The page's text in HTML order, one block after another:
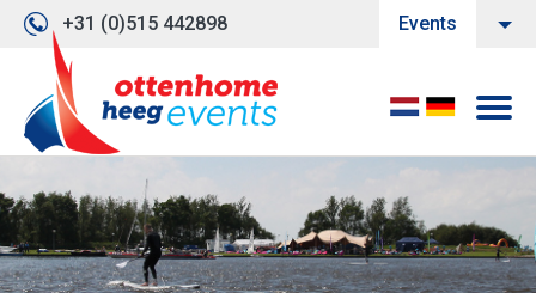
+31 (0)515 442898 Events